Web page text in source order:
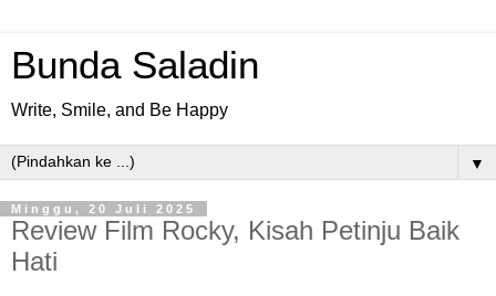
Bunda Saladin
Write, Smile, and Be Happy
▼
Minggu, 20 Juli 2025
Review Film Rocky, Kisah Petinju Baik
Hati